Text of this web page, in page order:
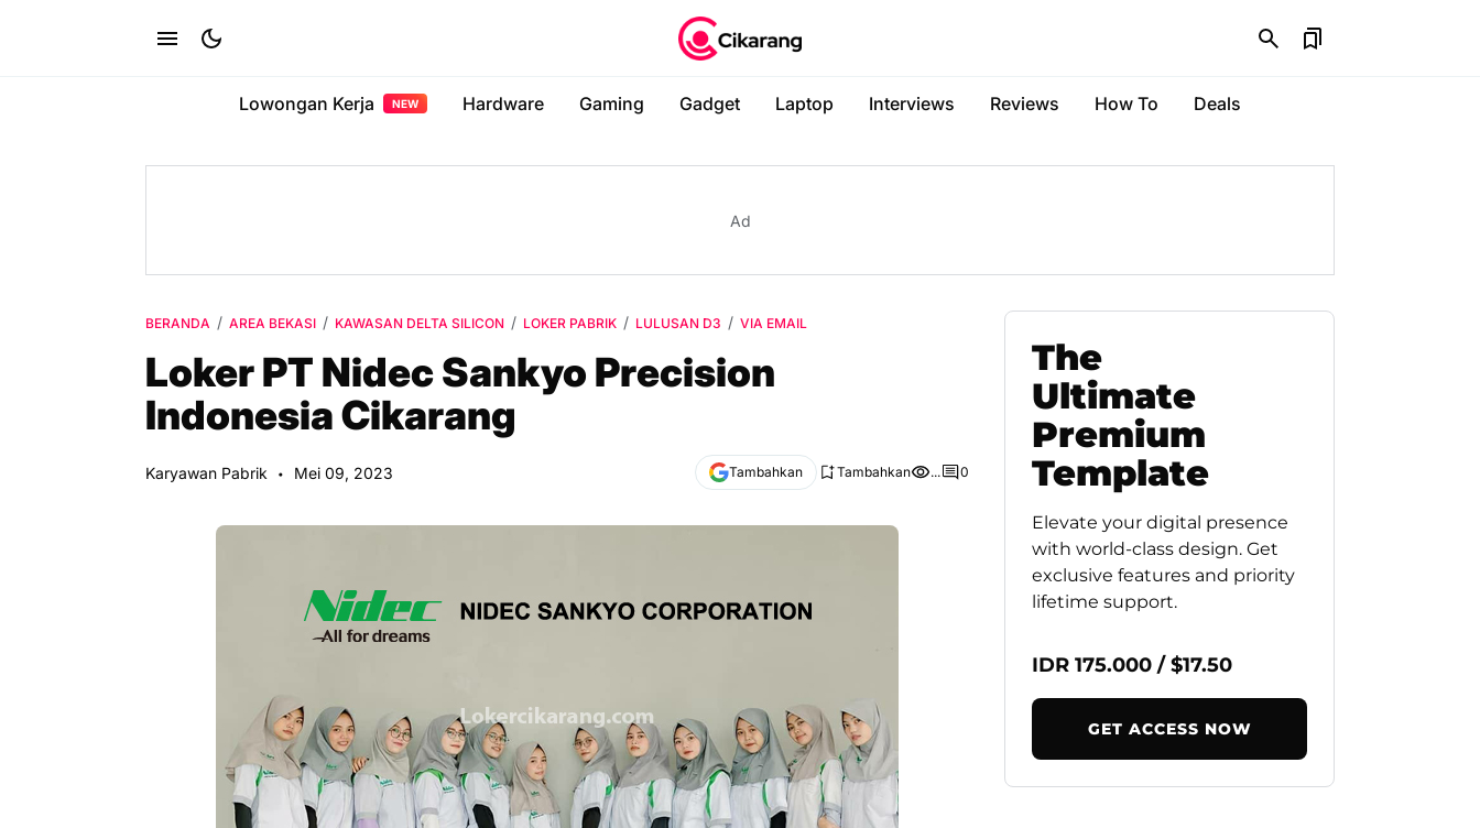
Lowongan Kerja NEW Hardware Gaming Gadget Laptop Interviews Reviews How To Deals
Ad
BERANDA AREA BEKASI KAWASAN DELTA SILICON LOKER PABRIK LULUSAN D3 VIA EMAIL
Loker PT Nidec Sankyo Precision
Indonesia Cikarang
Karyawan Pabrik Mei 09, 2023 Tambahkan Tambahkan ... 0
The
Ultimate
Premium
Template
Elevate your digital presence
with world-class design. Get
exclusive features and priority
lifetime support.
IDR 175.000 / $17.50
GET ACCESS NOW